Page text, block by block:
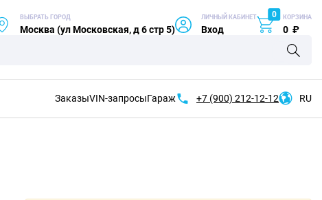
ВЫБРАТЬ ГОРОД
Москва (ул Московская, д 6 стр 5)
ЛИЧНЫЙ КАБИНЕТ
Вход
0 КОРЗИНА
0 ₽
ЗаказыVIN-запросыГараж +7 (900) 212-12-12 RU